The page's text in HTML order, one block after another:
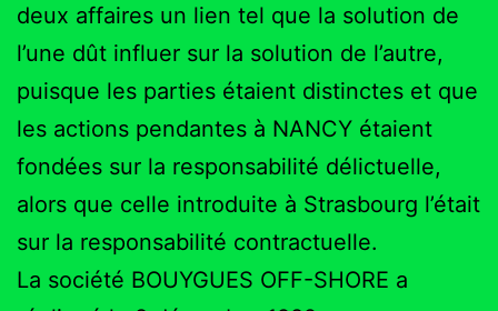
deux affaires un lien tel que la solution de
l’une dût influer sur la solution de l’autre,
puisque les parties étaient distinctes et que
les actions pendantes à NANCY étaient
fondées sur la responsabilité délictuelle,
alors que celle introduite à Strasbourg l’était
sur la responsabilité contractuelle.
La société BOUYGUES OFF-SHORE a